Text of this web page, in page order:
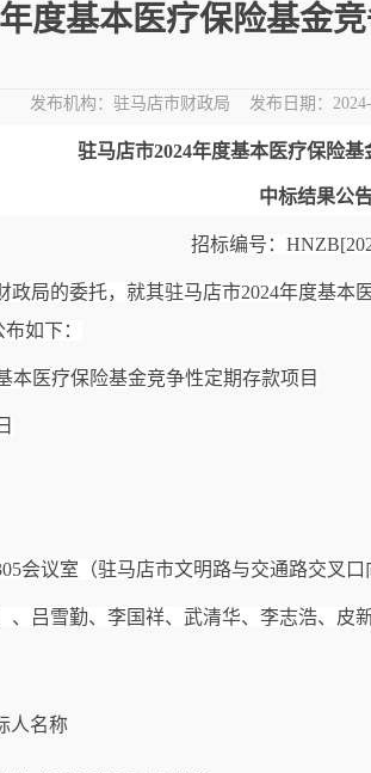
度基本医疗保险基金
发布机构： 驻马店市财政局 发布日期：
驻马店市2024年度基本医疗保险
中标结果公
招标编号：
政局的委托，就其驻马店市2024年度基本
如下：
本医疗保险基金竞争性定期存款项目
日
5会议室（驻马店市文明路与交通路交叉口
、吕雪勤、 李国祥、 武清华、 李志浩、 皮
人名称